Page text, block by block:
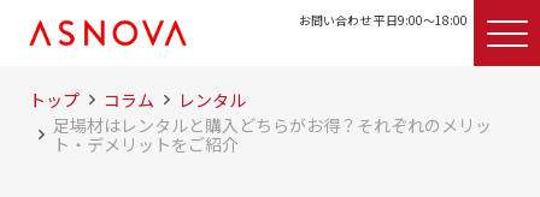
お問い合わせ 平日9:00〜18:00
トップ コラム
レンタル
足場材はレンタルと購入どちらがお得？それぞれのメリッ
ト・デメリットをご紹介